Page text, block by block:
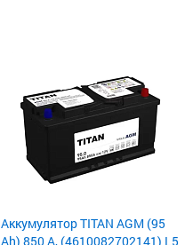
Аккумулятор TITAN AGM (95
Ah) 850 А, (4610082702141) L5